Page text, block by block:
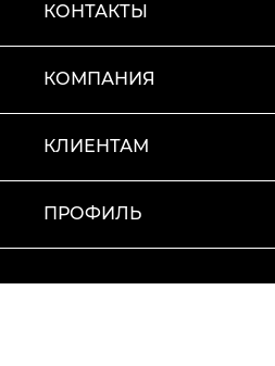
КОНТАКТЫ
КОМПАНИЯ
КЛИЕНТАМ
ПРОФИЛЬ